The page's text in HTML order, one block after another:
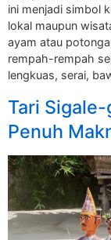
ini menjadi simbol
lokal maupun
ayam atau
rempah-rempah
lengkuas, serai,
Tari
Penuh